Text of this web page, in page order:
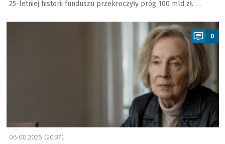
25-letniej historii funduszu przekroczyły próg 100 mld zł. …
a
0
06.08.2026 (20:37)